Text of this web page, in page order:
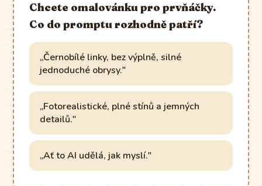
Chcete omalovánku pro prvňáčky.
Co do promptu rozhodně patří?
„Černobílé linky, bez výplně, silné
jednoduché obrysy."
„Fotorealistické, plné stínů a jemných
detailů."
„Ať to AI udělá, jak myslí."